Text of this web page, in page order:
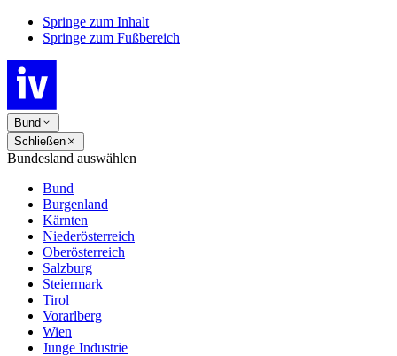
Springe zum Inhalt
Springe zum Fußbereich
Bund
Schließen
Bundesland auswählen
Bund
Burgenland
Kärnten
Niederösterreich
Oberösterreich
Salzburg
Steiermark
Tirol
Vorarlberg
Wien
Junge Industrie